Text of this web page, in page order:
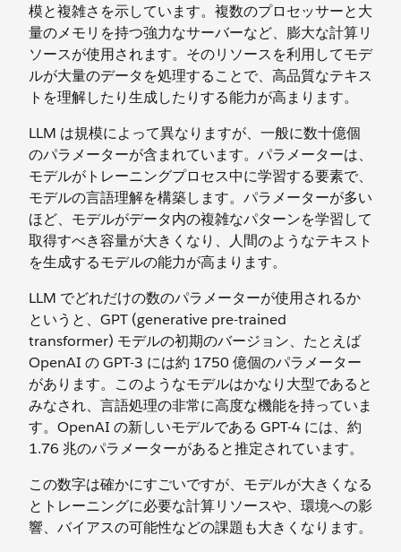
模と複雑さを示しています。複数のプロセッサーと大
量のメモリを持つ強力なサーバーなど、膨大な計算リ
ソースが使用されます。そのリソースを利用してモデ
ルが大量のデータを処理することで、高品質なテキス
トを理解したり生成したりする能力が高まります。
LLM は規模によって異なりますが、一般に数十億個
のパラメーターが含まれています。パラメーターは、
モデルがトレーニングプロセス中に学習する要素で、
モデルの言語理解を構築します。パラメーターが多い
ほど、モデルがデータ内の複雑なパターンを学習して
取得すべき容量が大きくなり、人間のようなテキスト
を生成するモデルの能力が高まります。
LLM でどれだけの数のパラメーターが使用されるか
というと、GPT (generative pre-trained
transformer) モデルの初期のバージョン、たとえば
OpenAI の GPT-3 には約 1750 億個のパラメーター
があります。このようなモデルはかなり大型であると
みなされ、言語処理の非常に高度な機能を持っていま
す。OpenAI の新しいモデルである GPT-4 には、約
1.76 兆のパラメーターがあると推定されています。
この数字は確かにすごいですが、モデルが大きくなる
とトレーニングに必要な計算リソースや、環境への影
響、バイアスの可能性などの課題も大きくなります。